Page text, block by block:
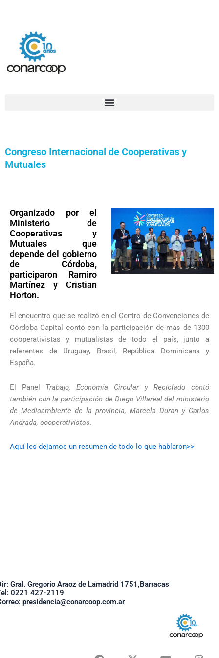
Congreso Internacional de Cooperativas y
Mutuales
Organizado por el
Ministerio de
Cooperativas y
Mutuales que
depende del gobierno
de Córdoba,
participaron Ramiro
Martínez y Cristian
Horton.
El encuentro que se realizó en el Centro de Convenciones de
Córdoba Capital contó con la participación de más de 1300
cooperativistas y mutualistas de todo el país, junto a
referentes de Uruguay, Brasil, República Dominicana y
España.
El Panel Trabajo, Economía Circular y Reciclado contó
también con la participación de Diego Villareal del ministerio
de Medioambiente de la provincia, Marcela Duran y Carlos
Andrada, cooperativistas.
Aquí les dejamos un resumen de todo lo que hablaron>>
Gral. Gregorio Araoz de Lamadrid 1751,Barracas
0221 427-2119
presidencia@conarcoop.com.ar
F X Y I